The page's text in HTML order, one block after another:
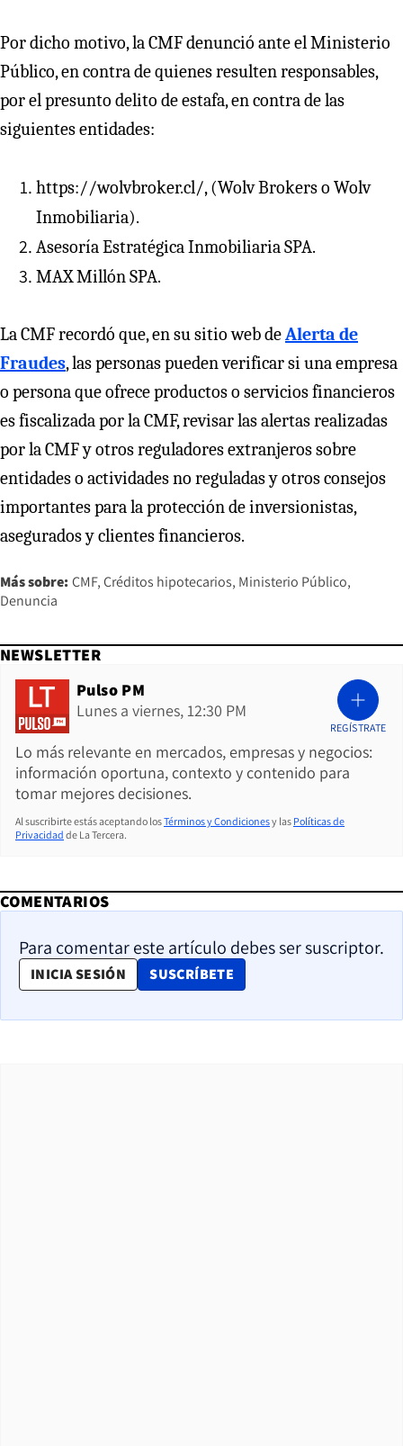
Por dicho motivo, la CMF denunció ante el Ministerio
Público, en contra de quienes resulten responsables,
por el presunto delito de estafa, en contra de las
siguientes entidades:
https://wolvbroker.cl/, (Wolv Brokers o Wolv
Inmobiliaria).
Asesoría Estratégica Inmobiliaria SPA.
MAX Millón SPA.
La CMF recordó que, en su sitio web deAlerta de
Fraudes, las personas pueden verificar si una empresa
o persona que ofrece productos o servicios financieros
es fiscalizada por la CMF, revisar las alertas realizadas
por la CMF y otros reguladores extranjeros sobre
entidades o actividades no reguladas y otros consejos
importantes para la protección de inversionistas,
asegurados y clientes financieros.
Más sobre: CMF Créditos hipotecarios Ministerio Público
Denuncia
NEWSLETTER
Pulso PM
Lunes a viernes, 12:30 PM
Lo más relevante en mercados, empresas y negocios:
información oportuna, contexto y contenido para
tomar mejores decisiones.
REGÍSTRATE
Al suscribirte estás aceptando losTérminos y Condicionesy las Políticas de
Privacidad de La Tercera.
COMENTARIOS
Para comentar este artículo debes ser suscriptor.
INICIA SESIÓN SUSCRÍBETE
OPENS IN NEW WINDOW